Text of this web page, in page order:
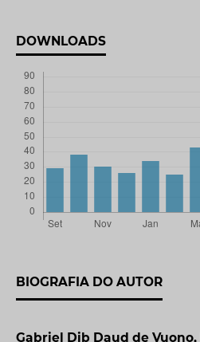
DOWNLOADS
BIOGRAFIA DO AUTOR
Gabriel Dib Daud de Vuono,